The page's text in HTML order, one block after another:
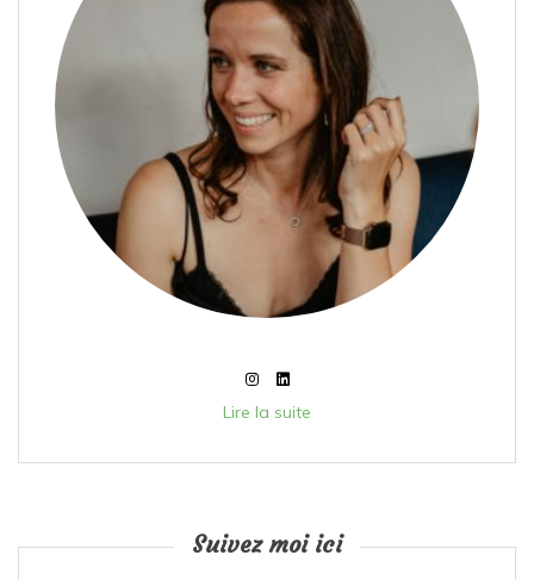
Lire la suite
Suivez moi ici